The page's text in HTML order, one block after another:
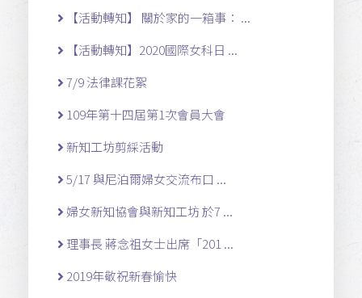
【活動轉知】 關於家的一箱事： ...
【活動轉知】2020國際女科日 ...
7/9 法律課花絮
109年第十四屆第1次會員大會
新知工坊剪綵活動
5/17 與尼泊爾婦女交流布口 ...
婦女新知協會與新知工坊 於7 ...
理事長 蔣念祖女士出席「201 ...
2019年敬祝新春愉快